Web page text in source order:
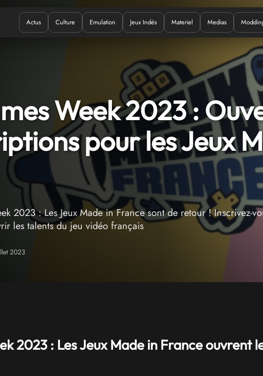
Quand ? Où ? Quoi ?
Actus Culture Emulation Jeux Indés Materiel Medias
Week 2023 :
pour les Jeux
2023 : Les Jeux Made in France sont de retour ! Inscrivez-
les talents du jeu vidéo français
2023
2023 : Les Jeux Made in France ouvrent